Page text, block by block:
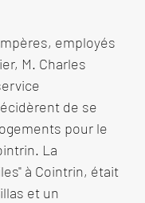
employés
M. Charles
de se
pour le
La
à Cointrin, était
et un